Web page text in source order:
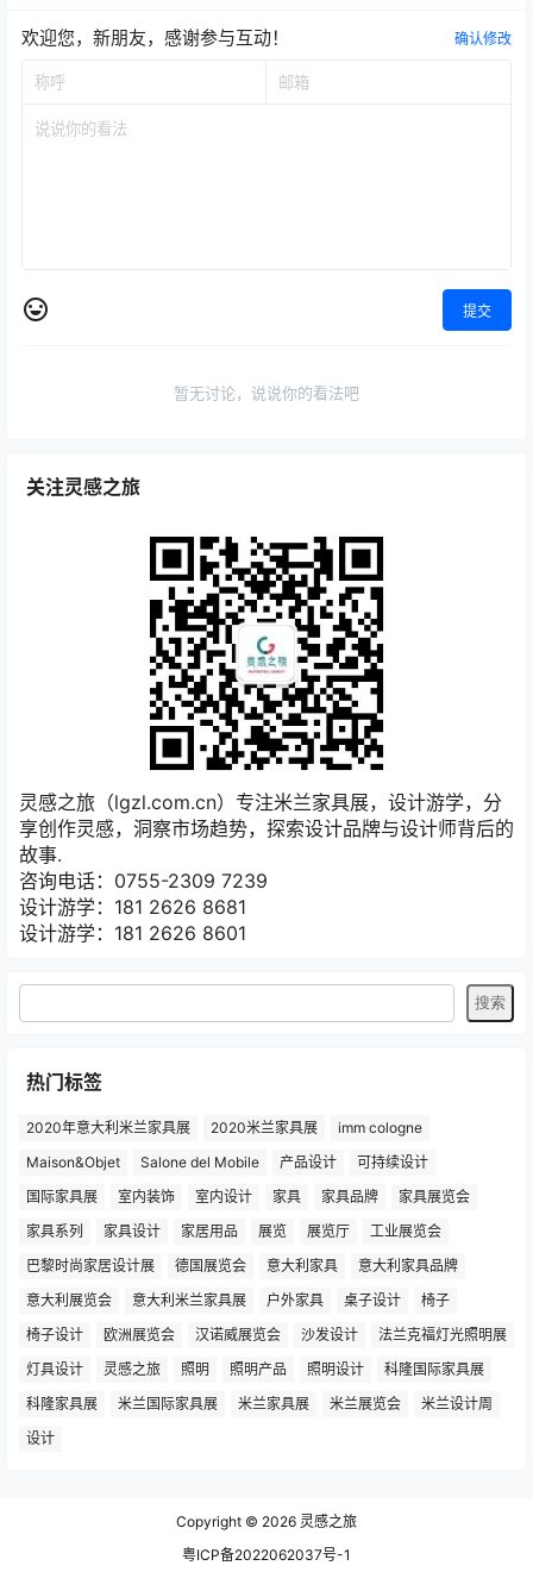
欢迎您，新朋友，感谢参与互动！ 确认修改
提交
暂无讨论，说说你的看法吧
关注灵感之旅
灵感之旅（lgzl.com.cn）专注米兰家具展，设计游学，分
享创作灵感，洞察市场趋势，探索设计品牌与设计师背后的
故事.
咨询电话：0755-2309 7239
设计游学：181 2626 8681
设计游学：181 2626 8601
热门标签
2020年意大利米兰家具展 2020米兰家具展
imm cologne
Maison&Objet
Salone del Mobile 产品设计
可持续设计
国际家具展
室内装饰 室内设计 家具 家具品牌
家具展览会
家具系列
家具设计 家居用品 展览 展览厅
工业展览会
巴黎时尚家居设计展
德国展览会 意大利家具
意大利家具品牌
意大利展览会
意大利米兰家具展 户外家具 桌子设计
椅子
椅子设计
欧洲展览会 汉诺威展览会 沙发设计
法兰克福灯光照明展
灯具设计
灵感之旅 照明 照明产品 照明设计
科隆国际家具展
科隆家具展
米兰国际家具展 米兰家具展 米兰展览会
米兰设计周
设计
Copyright © 2026 灵感之旅
粤ICP备2022062037号-1